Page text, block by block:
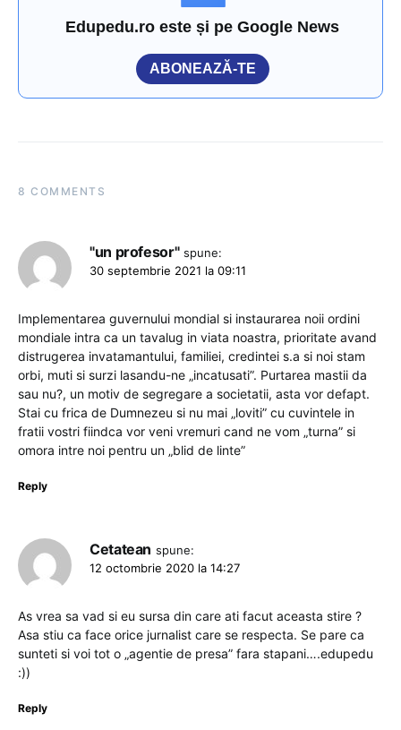
Edupedu.ro este și pe Google News
ABONEAZĂ-TE
8 COMMENTS
"un profesor" spune:
30 septembrie 2021 la 09:11
Implementarea guvernului mondial si instaurarea noii ordini
mondiale intra ca un tavalug in viata noastra, prioritate avand
distrugerea invatamantului, familiei, credintei s.a si noi stam
orbi, muti si surzi lasandu-ne „incatusati”. Purtarea mastii da
sau nu?, un motiv de segregare a societatii, asta vor defapt.
Stai cu frica de Dumnezeu si nu mai „loviti” cu cuvintele in
fratii vostri fiindca vor veni vremuri cand ne vom „turna” si
omora intre noi pentru un „blid de linte”
Reply
Cetatean spune:
12 octombrie 2020 la 14:27
As vrea sa vad si eu sursa din care ati facut aceasta stire ?
Asa stiu ca face orice jurnalist care se respecta. Se pare ca
sunteti si voi tot o „agentie de presa” fara stapani….edupedu
:))
Reply